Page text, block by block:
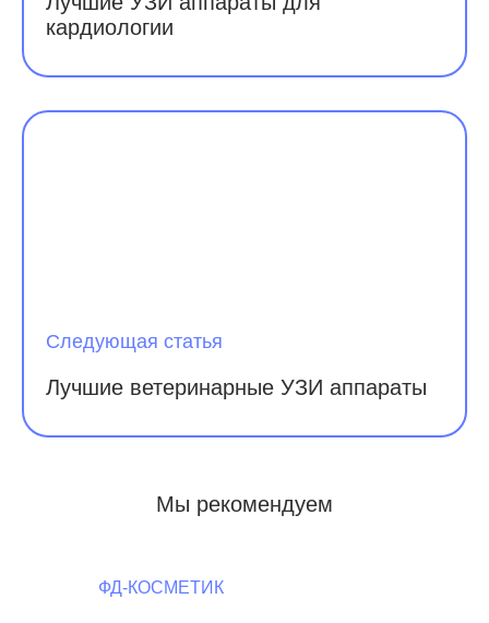
кардиологии
Следующая статья
Лучшие ветеринарные УЗИ аппараты
Мы рекомендуем
ФД-КОСМЕТИК